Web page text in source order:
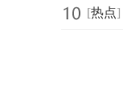
[热点]